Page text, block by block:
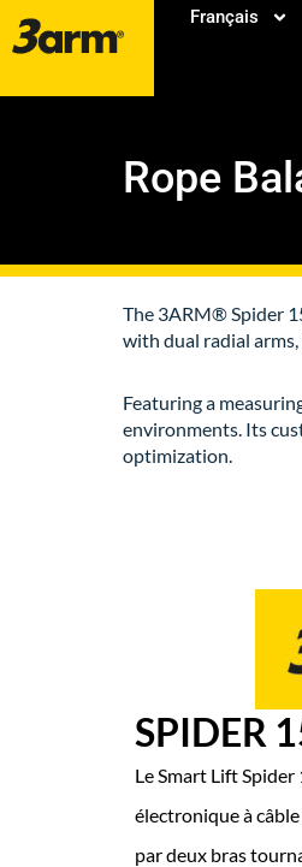
Français
Rope
The 3ARM® Spider
with dual radial
Featuring a
environments. Its
optimization.
SPIDER
Le Smart Lift
électronique à
par deux bras